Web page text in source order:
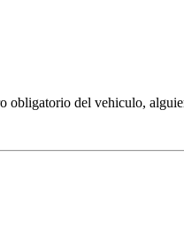
obligatorio del vehiculo,